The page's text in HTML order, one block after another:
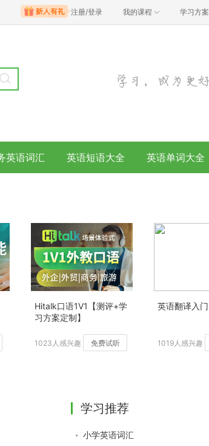
注册/登录 我的课程 学习方案
英语词汇 英语短语大全 英语单词大全
Hitalk口语1V1【测评+学
习方案定制】
1023人感兴趣 免费试听
英语翻译入门
1019人感兴趣
学习推荐
小学英语词汇